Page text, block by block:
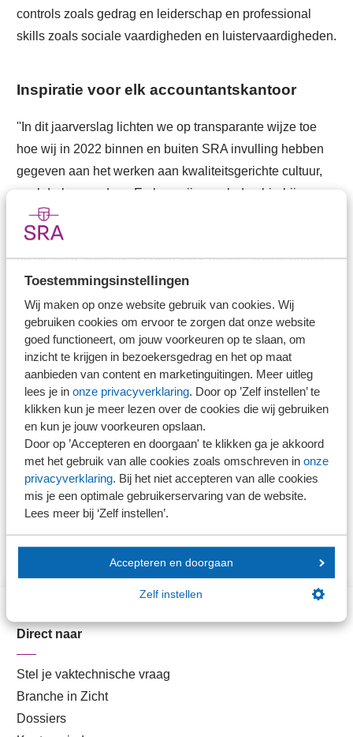
Toestemmingsinstellingen
Wij maken op onze website gebruik van cookies. Wij
gebruiken cookies om ervoor te zorgen dat onze website
goed functioneert, om jouw voorkeuren op te slaan, om
inzicht te krijgen in bezoekersgedrag en het op maat
aanbieden van content en marketinguitingen. Meer uitleg
lees je in onze privacyverklaring. Door op ’Zelf instellen’ te
klikken kun je meer lezen over de cookies die wij gebruiken
en kun je jouw voorkeuren opslaan.
Door op ’Accepteren en doorgaan' te klikken ga je akkoord
met het gebruik van alle cookies zoals omschreven in onze
privacyverklaring. Bij het niet accepteren van alle cookies
mis je een optimale gebruikerservaring van de website.
Lees meer bij ‘Zelf instellen’.
Accepteren en doorgaan
Zelf instellen
controls zoals gedrag en leiderschap en professional
skills zoals sociale vaardigheden en luistervaardigheden.
Inspiratie voor elk accountantskantoor
''In dit jaarverslag lichten we op transparante wijze toe
hoe wij in 2022 binnen en buiten SRA invulling hebben
gegeven aan het werken aan kwaliteitsgerichte cultuur,
werkdruk en gedrag. En hoe wij onze leden hierbij
ondersteunen. We zijn trots op wat we gezamenlijk
binnen onze vereniging bereiken en hopen dat het een
inspiratie is voor elk accountantskantoor'', vertelt Wilma
Hosang, Manager Advies, Strategie & Data bij SRA.
Vicevoorzitter Roland Ogink benadrukt de noodzakelijke
aandacht voor kwaliteitsgerichte cultuur. ''Er zijn
meerdere interventies en combinaties van interventies
mogelijk om te werken aan een kwaliteitsgerichte cultuur.
Dit is maatwerk. Wat bij het ene kantoor effectief is, hoeft
bij het andere niet effectief te zijn. Elke organisatie heeft
immers een eigen identiteit.''
Download het jaarverslag
Direct naar
Stel je vaktechnische vraag
Branche in Zicht
Dossiers